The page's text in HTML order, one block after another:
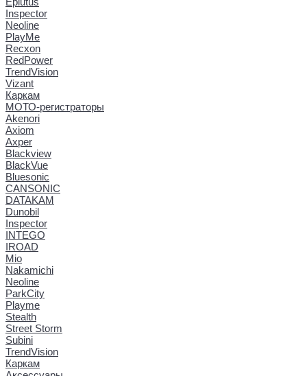
Inspector
Neoline
PlayMe
Recxon
RedPower
TrendVision
Vizant
Каркам
МОТО-регистраторы
Akenori
Axiom
Axper
Blackview
BlackVue
Bluesonic
CANSONIC
DATAKAM
Dunobil
Inspector
INTEGO
IROAD
Mio
Nakamichi
Neoline
ParkCity
Playme
Stealth
Street Storm
Subini
TrendVision
Каркам